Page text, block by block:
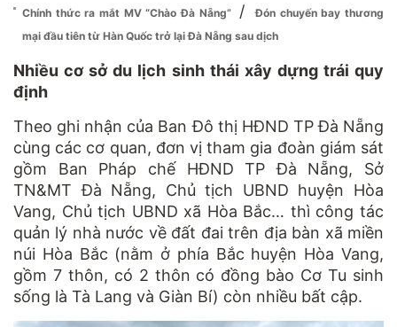
Chính thức ra mắt MV “Chào Đà Nẵng” /
Đón chuyến bay thương
mại đầu tiên từ Hàn Quốc trở lại Đà Nẵng sau dịch
Nhiều cơ sở du lịch sinh thái xây dựng trái quy
định
Theo ghi nhận của Ban Đô thị HĐND TP Đà Nẵng
cùng các cơ quan, đơn vị tham gia đoàn giám sát
gồm Ban Pháp chế HĐND TP Đà Nẵng, Sở
TN&MT Đà Nẵng, Chủ tịch UBND huyện Hòa
Vang, Chủ tịch UBND xã Hòa Bắc… thì công tác
quản lý nhà nước về đất đai trên địa bàn xã miền
núi Hòa Bắc (nằm ở phía Bắc huyện Hòa Vang,
gồm 7 thôn, có 2 thôn có đồng bào Cơ Tu sinh
sống là Tà Lang và Giàn Bí) còn nhiều bất cập.